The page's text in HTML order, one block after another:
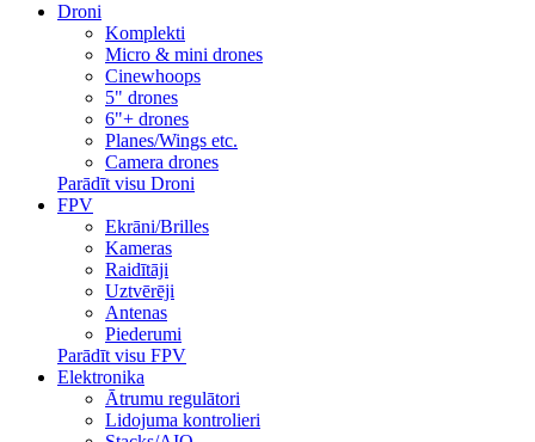
Droni
Komplekti
Micro & mini drones
Cinewhoops
5" drones
6"+ drones
Planes/Wings etc.
Camera drones
Parādīt visu Droni
FPV
Ekrāni/Brilles
Kameras
Raidītāji
Uztvērēji
Antenas
Piederumi
Parādīt visu FPV
Elektronika
Ātrumu regulātori
Lidojuma kontrolieri